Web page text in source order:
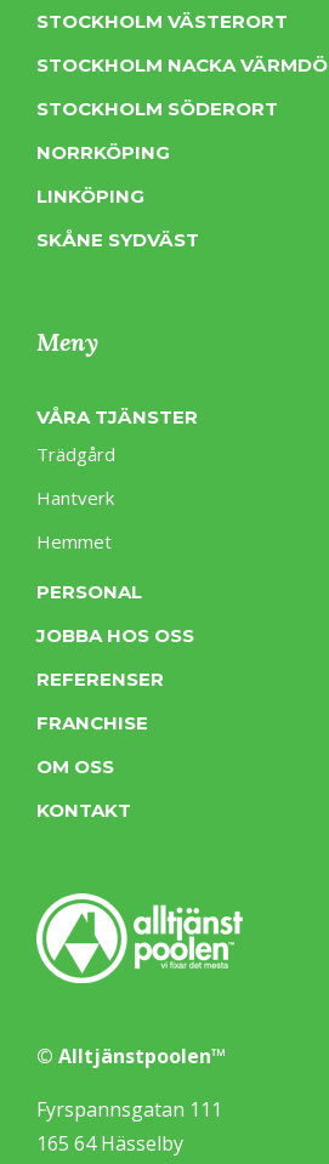
STOCKHOLM VÄSTERORT
STOCKHOLM NACKA VÄRMDÖ
STOCKHOLM SÖDERORT
NORRKÖPING
LINKÖPING
SKÅNE SYDVÄST
Meny
VÅRA TJÄNSTER
Trädgård
Hantverk
Hemmet
PERSONAL
JOBBA HOS OSS
REFERENSER
FRANCHISE
OM OSS
KONTAKT
© Alltjänstpoolen™
Fyrspannsgatan 111
165 64 Hässelby